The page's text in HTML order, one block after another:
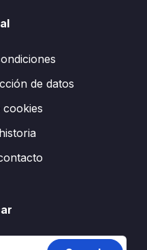
de datos
cookies